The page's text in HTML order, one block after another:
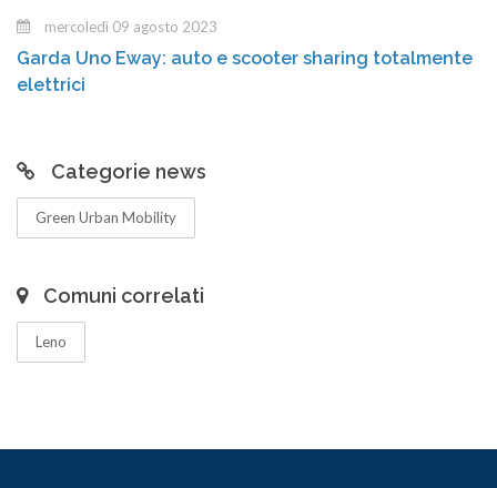
mercoledì 09 agosto 2023
Garda Uno Eway: auto e scooter sharing totalmente
elettrici
Categorie news
Green Urban Mobility
Comuni correlati
Leno